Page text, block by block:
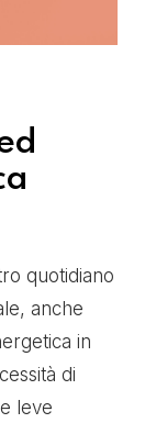
quotidiano
anche
in
di
leve